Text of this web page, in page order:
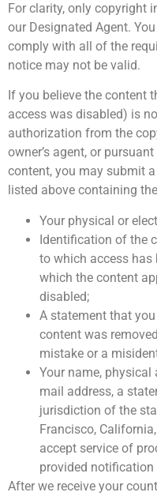
For clarity, only copyright
our Designated Agent.
comply with all of the
notice may not be valid.
If you believe the content
access was disabled) is
authorization from the
owner’s agent, or
content, you may submit
listed above containing
Your physical or
Identification of the
to which access has
which the content
disabled;
A statement that
content was
mistake or a
Your name, physical
mail address, a
jurisdiction of the
Francisco,
accept service of
provided
After we receive your